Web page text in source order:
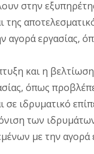
στην
της
αγορά εργασίας,
και η
όπως
ιδρυματικό
των
με την αγορά